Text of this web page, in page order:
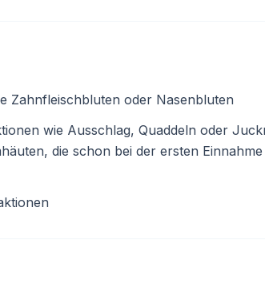
Zahnfleischbluten oder Nasenbluten
wie Ausschlag, Quaddeln oder
die schon bei der ersten Einnahme